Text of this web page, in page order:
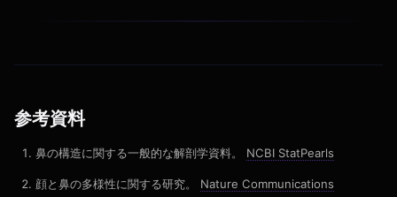
参考資料
鼻の構造に関する一般的な解剖学資料。 NCBI StatPearls
顔と鼻の多様性に関する研究。 Nature Communications